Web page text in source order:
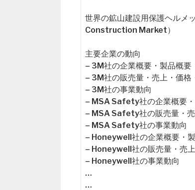
世界の鉱山建設用保護ヘル
Construction Market）
主要企業の動向
– 3M社の企業概要・製品概要
– 3M社の販売量・売上・価格
– 3M社の事業動向
– MSA Safety社の企業概要
– MSA Safety社の販売量・
– MSA Safety社の事業動向
– Honeywell社の企業概要・
– Honeywell社の販売量・売
– Honeywell社の事業動向
…
…